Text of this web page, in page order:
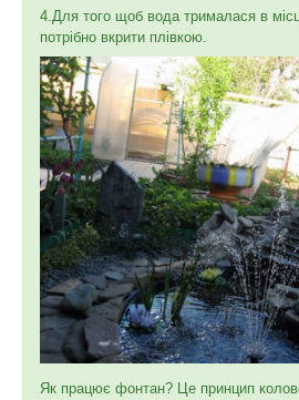
4.Для того щоб вода трималася в
потрібно вкрити плівкою.
Як працює фонтан? Це принцип